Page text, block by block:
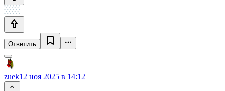
Ответить
zuek12 ноя 2025 в 14:12